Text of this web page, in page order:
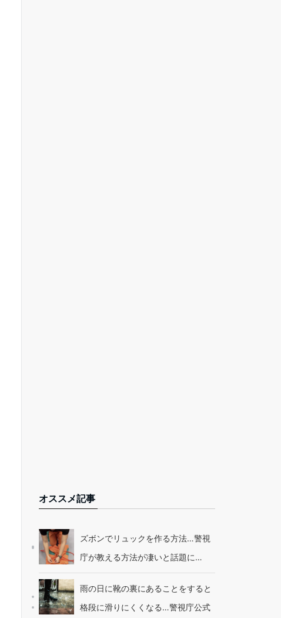
オススメ記事
ズボンでリュックを作る方法…警視
庁が教える方法が凄いと話題に…
雨の日に靴の裏にあることをすると
格段に滑りにくくなる…警視庁公式